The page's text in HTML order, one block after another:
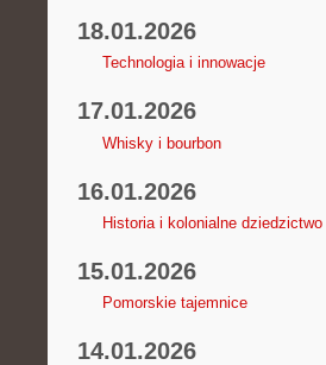
18.01.2026
Technologia i innowacje
17.01.2026
Whisky i bourbon
16.01.2026
Historia i kolonialne dziedzictwo
15.01.2026
Pomorskie tajemnice
14.01.2026